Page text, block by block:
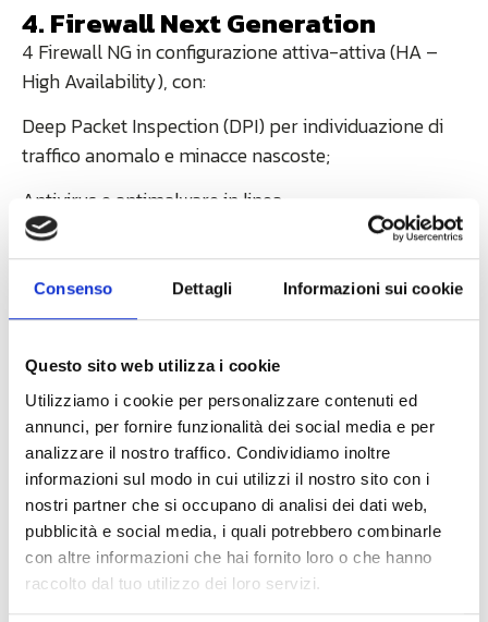
Consenso Dettagli Informazioni sui cookie
Questo sito web utilizza i cookie
Utilizziamo i cookie per personalizzare contenuti ed
annunci, per fornire funzionalità dei social media e per
analizzare il nostro traffico. Condividiamo inoltre
informazioni sul modo in cui utilizzi il nostro sito con i
nostri partner che si occupano di analisi dei dati web,
pubblicità e social media, i quali potrebbero combinarle
con altre informazioni che hai fornito loro o che hanno
raccolto dal tuo utilizzo dei loro servizi.
4. Firewall Next Generation
4 Firewall NG in configurazione attiva-attiva (HA –
High Availability), con:
Deep Packet Inspection (DPI) per individuazione di
traffico anomalo e minacce nascoste;
Antivirus e antimalware in linea;
Intrusion Prevention System (IPS) per bloccare
exploit in tempo reale;
URL filtering e DNS security per prevenire accesso a
Segmentazione per zona: ogni gruppo (stampa,
sicurezza, operatori) aveva subnet isolata e policy
dedicate.
Cybersecurity:
multilivello, preventiva